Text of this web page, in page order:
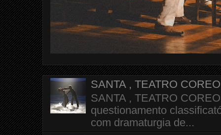
SANTA , TEATRO
SANTA , TEATRO
questionamento
com dramaturgia de...